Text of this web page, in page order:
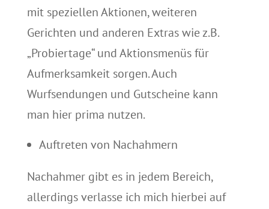
mit speziellen Aktionen, weiteren
Gerichten und anderen Extras wie z.B.
„Probiertage“ und Aktionsmenüs für
Aufmerksamkeit sorgen. Auch
Wurfsendungen und Gutscheine kann
man hier prima nutzen.
Auftreten von Nachahmern
Nachahmer gibt es in jedem Bereich,
allerdings verlasse ich mich hierbei auf